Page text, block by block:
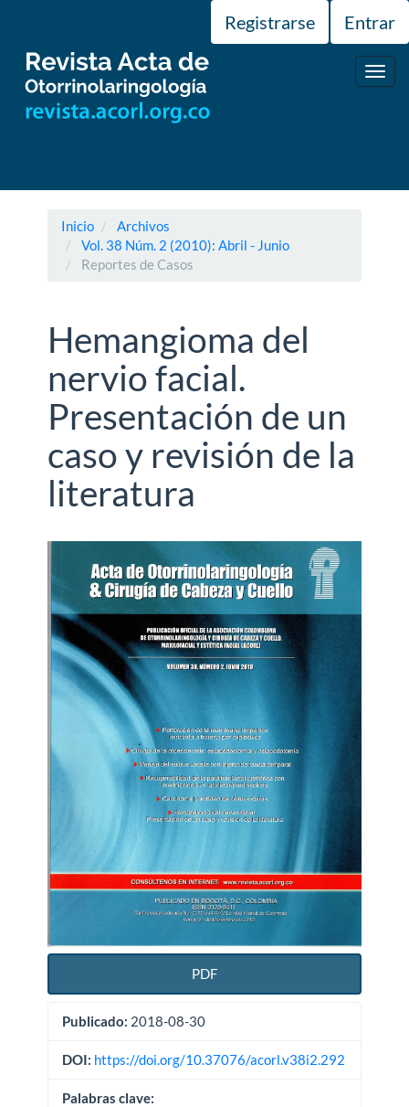
principal
Barra
lateral
Registrarse Entrar
Inicio
Archivos
Vol. 38 Núm. 2 (2010): Abril - Junio
Reportes de Casos
Hemangioma del
nervio facial.
Presentación de un
caso y revisión de la
literatura
Barra
lateral
del
artículo
PDF
Publicado: 2018-08-30
DOI: https://doi.org/10.37076/acorl.v38i2.292
Palabras clave: